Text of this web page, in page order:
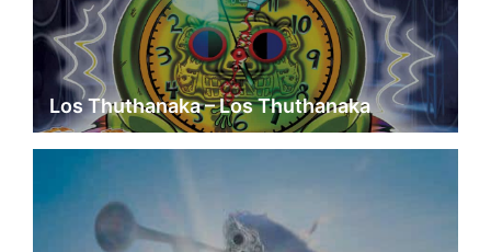
Los Thuthanaka – Los Thuthanaka